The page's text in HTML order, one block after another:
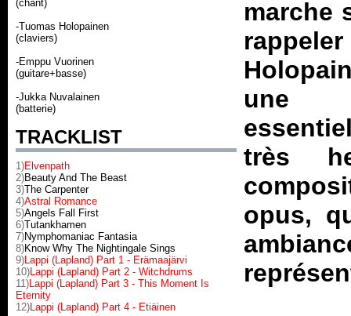
(chant)
-Tuomas Holopainen
(claviers)
-Emppu Vuorinen
(guitare+basse)
-Jukka Nuvalainen
(batterie)
TRACKLIST
1)Elvenpath
2)Beauty And The Beast
3)The Carpenter
4)Astral Romance
5)Angels Fall First
6)Tutankhamen
7)Nymphomaniac Fantasia
8)Know Why The Nightingale Sings
9)Lappi (Lapland) Part 1 - Erämaajärvi
10)Lappi (Lapland) Part 2 - Witchdrums
11)Lappi (Lapland) Part 3 - This Moment Is
Eternity
12)Lappi (Lapland) Part 4 - Etiäinen
marche
une
très
opus,